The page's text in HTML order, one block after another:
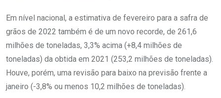
Em nível nacional, a estimativa de fevereiro para a safra de
grãos de 2022 também é de um novo recorde, de 261,6
milhões de toneladas, 3,3% acima (+8,4 milhões de
toneladas) da obtida em 2021 (253,2 milhões de toneladas).
Houve, porém, uma revisão para baixo na previsão frente a
janeiro (-3,8% ou menos 10,2 milhões de toneladas).